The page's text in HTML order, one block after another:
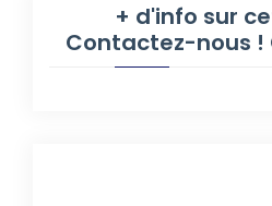
+ d'info sur
Contactez-nous